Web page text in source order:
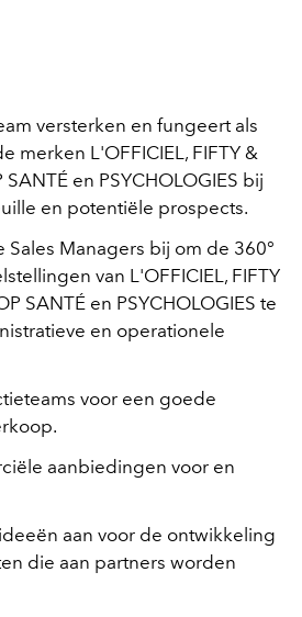
versterken en fungeert als
merken L'OFFICIEL, FIFTY &
SANTÉ en PSYCHOLOGIES bij
en potentiële prospects.
Sales Managers bij om de 360°
van L'OFFICIEL, FIFTY
SANTÉ en PSYCHOLOGIES te
en operationele
voor een goede
aanbiedingen voor en
aan voor de ontwikkeling
die aan partners worden